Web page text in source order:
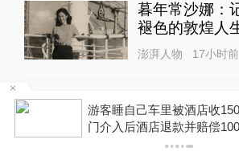
暮年常沙娜：
褪色的敦煌人
澎湃人物 17小时前
韩国“超高龄
国家灾难状态
尔老人还在巷
你有权知道更多
下载澎湃新闻客户端